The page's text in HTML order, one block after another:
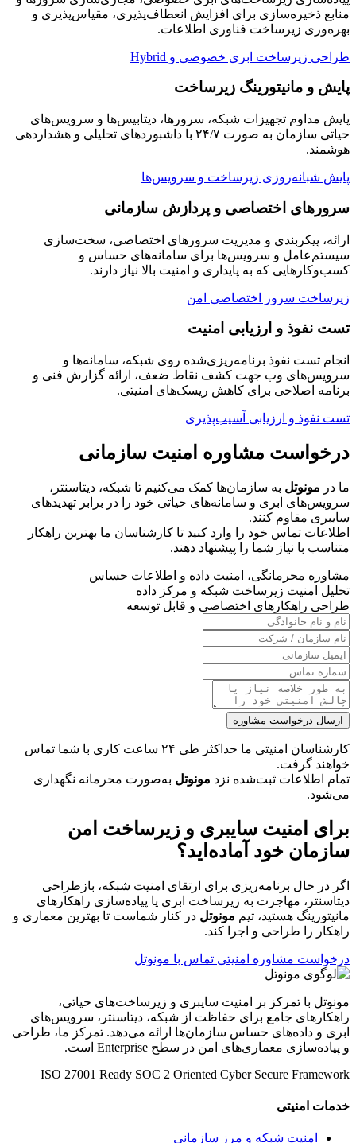
منابع ذخیره‌سازی برای افزایش انعطاف‌پذیری، مقیاس‌پذیری و
بهره‌وری زیرساخت فناوری اطلاعات.
طراحی زیرساخت ابری خصوصی و Hybrid
پایش و مانیتورینگ زیرساخت
پایش مداوم تجهیزات شبکه، سرورها، دیتابیس‌ها و سرویس‌های
حیاتی سازمان به صورت ۲۴/۷ با داشبوردهای تحلیلی و هشداردهی
هوشمند.
پایش شبانه‌روزی زیرساخت و سرویس‌ها
سرورهای اختصاصی و پردازش سازمانی
ارائه، پیکربندی و مدیریت سرورهای اختصاصی، سخت‌سازی
سیستم‌عامل و سرویس‌ها برای سامانه‌های حساس و
کسب‌وکارهایی که به پایداری و امنیت بالا نیاز دارند.
زیرساخت سرور اختصاصی امن
تست نفوذ و ارزیابی امنیت
انجام تست نفوذ برنامه‌ریزی‌شده روی شبکه، سامانه‌ها و
سرویس‌های وب جهت کشف نقاط ضعف، ارائه گزارش فنی و
برنامه اصلاحی برای کاهش ریسک‌های امنیتی.
تست نفوذ و ارزیابی آسیب‌پذیری
درخواست مشاوره امنیت سازمانی
ما در مونوتل به سازمان‌ها کمک می‌کنیم تا شبکه، دیتاسنتر،
سرویس‌های ابری و سامانه‌های حیاتی خود را در برابر تهدیدهای
سایبری مقاوم کنند.
اطلاعات تماس خود را وارد کنید تا کارشناسان ما بهترین راهکار
متناسب با نیاز شما را پیشنهاد دهند.
مشاوره محرمانگی، امنیت داده و اطلاعات حساس
تحلیل امنیت زیرساخت شبکه و مرکز داده
طراحی راهکارهای اختصاصی و قابل توسعه
ارسال درخواست مشاوره
کارشناسان امنیتی ما حداکثر طی ۲۴ ساعت کاری با شما تماس
خواهند گرفت.
تمام اطلاعات ثبت‌شده نزد مونوتل به‌صورت محرمانه نگهداری
می‌شود.
برای امنیت سایبری و زیرساخت امن
سازمان خود آماده‌اید؟
اگر در حال برنامه‌ریزی برای ارتقای امنیت شبکه، بازطراحی
دیتاسنتر، مهاجرت به زیرساخت ابری یا پیاده‌سازی راهکارهای
مانیتورینگ هستید، تیم مونوتل در کنار شماست تا بهترین معماری و
راهکار را طراحی و اجرا کند.
درخواست مشاوره امنیتی تماس با مونوتل
مونوتل با تمرکز بر امنیت سایبری و زیرساخت‌های حیاتی،
راهکارهای جامع برای حفاظت از شبکه، دیتاسنتر، سرویس‌های
ابری و داده‌های حساس سازمان‌ها ارائه می‌دهد. تمرکز ما، طراحی
و پیاده‌سازی معماری‌های امن در سطح Enterprise است.
ISO 27001 Ready SOC 2 Oriented Cyber Secure Framework
خدمات امنیتی
امنیت شبکه و مرز سازمانی